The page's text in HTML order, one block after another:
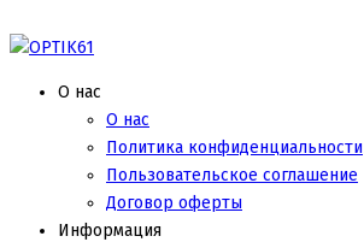
О нас
О нас
Политика конфиденциальности
Пользовательское соглашение
Договор оферты
Информация